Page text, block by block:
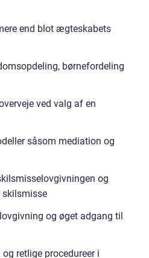
end blot ægteskabets
børnefordeling
ved valg af en
såsom mediation og
og
og øget adgang til
retlige procedureer i